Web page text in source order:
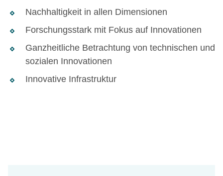
Nachhaltigkeit in allen Dimensionen
Forschungsstark mit Fokus auf Innovationen
Ganzheitliche Betrachtung von technischen und
sozialen Innovationen
Innovative Infrastruktur